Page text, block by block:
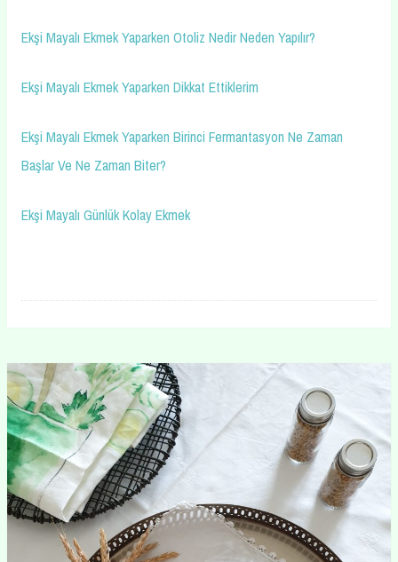
Ekşi Mayalı Ekmek Yaparken Otoliz Nedir Neden Yapılır?
Ekşi Mayalı Ekmek Yaparken Dikkat Ettiklerim
Ekşi Mayalı Ekmek Yaparken Birinci Fermantasyon Ne Zaman
Başlar Ve Ne Zaman Biter?
Ekşi Mayalı Günlük Kolay Ekmek